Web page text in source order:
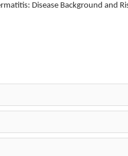
Disease Background and